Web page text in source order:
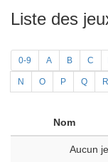
Liste des
0-9 A B C
N O P Q R
Nom
Aucun